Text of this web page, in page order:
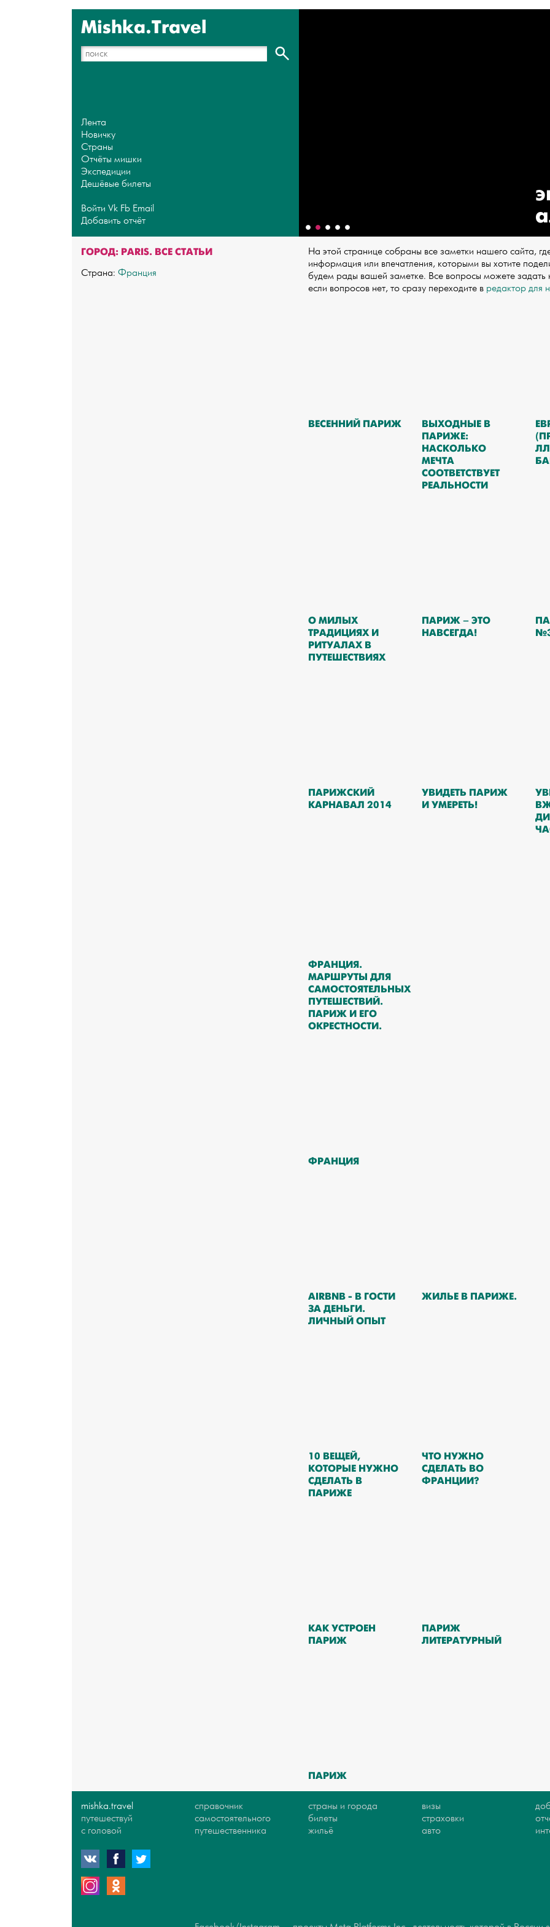
Mishka.Travel
Лента
Новичку
Страны
Отчёты мишки
Экспедиции
Дешёвые билеты
Войти Vk Fb Email
Добавить отчёт
ГОРОД: PARIS. ВСЕ СТАТЬИ
Страна: Франция
На этой странице собраны все заметки нашего сайта,
информация или впечатления, которыми вы хотите
будем рады вашей заметке. Все вопросы можете
если вопросов нет, то сразу переходите в редактор для
ВЕСЕННИЙ ПАРИЖ
ВЫХОДНЫЕ В
ПАРИЖЕ:
НАСКОЛЬКО
МЕЧТА
СООТВЕТСТВУЕТ
РЕАЛЬНОСТИ
О МИЛЫХ
ТРАДИЦИЯХ И
РИТУАЛАХ В
ПУТЕШЕСТВИЯХ
ПАРИЖ – ЭТО
НАВСЕГДА!
ПАРИЖСКИЙ
КАРНАВАЛ 2014
УВИДЕТЬ ПАРИЖ
И УМЕРЕТЬ!
ФРАНЦИЯ.
МАРШРУТЫ ДЛЯ
САМОСТОЯТЕЛЬНЫХ
ПУТЕШЕСТВИЙ.
ПАРИЖ И ЕГО
ОКРЕСТНОСТИ.
ФРАНЦИЯ
AIRBNB - В ГОСТИ
ЗА ДЕНЬГИ.
ЛИЧНЫЙ ОПЫТ
ЖИЛЬЕ В ПАРИЖЕ.
10 ВЕЩЕЙ,
КОТОРЫЕ НУЖНО
СДЕЛАТЬ В
ПАРИЖЕ
ЧТО НУЖНО
СДЕЛАТЬ ВО
ФРАНЦИИ?
КАК УСТРОЕН
ПАРИЖ
ПАРИЖ
ЛИТЕРАТУРНЫЙ
ПАРИЖ
mishka.travel
путешествуй
с головой
справочник
самостоятельного
путешественника
страны и города
билеты
жильё
визы
страховки
авто